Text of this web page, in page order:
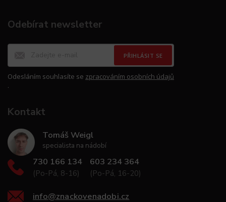
Odebírat newsletter
PŘIHLÁSIT SE
Odesláním souhlasíte se zpracováním osobních údajů
.
Kontakt
Tomáš Weigl
specialista na nádobí
730 166 134
(Po-Pá, 8-16)
603 234 364
(Po-Pá, 16-20)
info@znackovenadobi.cz